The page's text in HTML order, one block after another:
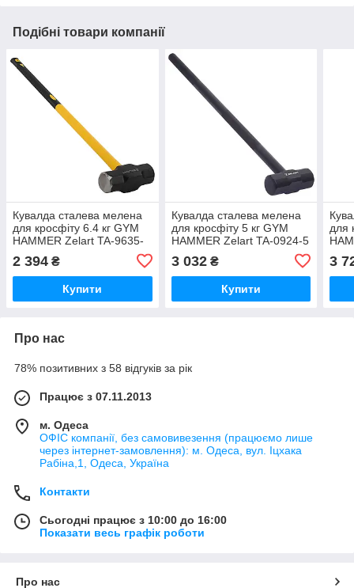
Подібні товари компанії
Кувалда сталева мелена
для кросфіту 6.4 кг GYM
HAMMER Zelart TA-9635-
2 394 ₴
Купити
Кувалда сталева мелена
для кросфіту 5 кг GYM
HAMMER Zelart TA-0924-5
3 032₴
Купити
для
3
Про нас
78% позитивних з 58 відгуків за рік
Працює з 07.11.2013
м. Одеса
ОФІС компанії, без самовивезення (працюємо лише
через інтернет-замовлення): м. Одеса, вул. Іцхака
Рабіна,1, Одеса, Україна
Контакти
Сьогодні працює з 10:00 до 16:00
Показати весь графік роботи
Про нас